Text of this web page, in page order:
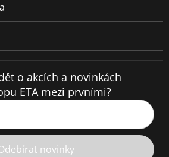
o akcích a novinkách
ETA mezi prvními?
novinky